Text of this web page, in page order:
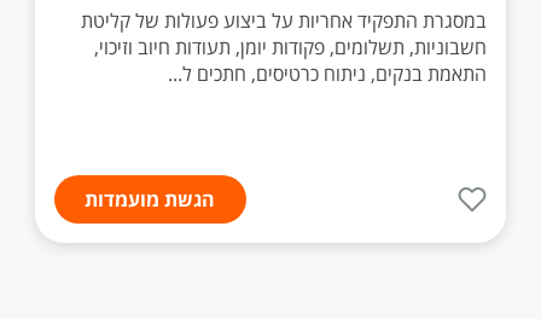
במסגרת התפקיד אחריות על ביצוע פעולות של קליטת
חשבוניות, תשלומים, פקודות יומן, תעודות חיוב וזיכוי,
התאמת בנקים, ניתוח כרטיסים, חתכים ל...
הגשת מועמדות